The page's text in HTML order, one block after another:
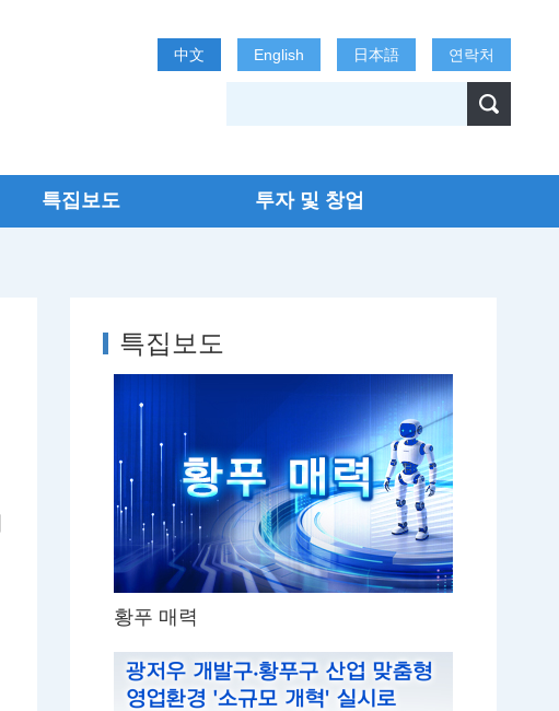
中文 English 日本語 연락처
특집보도 투자 및 창업
특집보도
황푸 매력